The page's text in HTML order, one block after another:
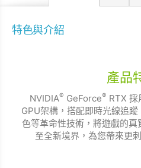
特色與介紹
產品
NVIDIA® GeForce® RTX 採
GPU架構，搭配即時光線追
色等革命性技術，將遊戲的
至全新境界，為您帶來更